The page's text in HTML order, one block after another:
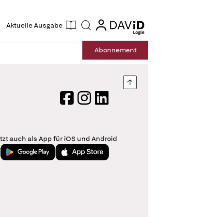
Aktuelle Ausgabe Suche login
login
Abonnement
Nach oben springen
FacebookInstagram
LinkedIn
auch als App für iOS und Android
Jetzt bei Google PlayLaden im App Store